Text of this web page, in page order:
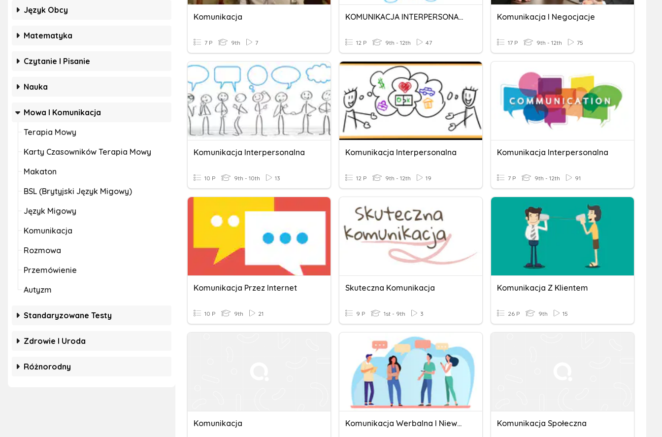
Język Obcy
Matematyka
Czytanie I Pisanie
Nauka
Mowa I Komunikacja
Terapia Mowy
Karty Czasowników Terapia Mowy
Makaton
BSL (brytyjski Język Migowy)
Język Migowy
Komunikacja
Rozmowa
Przemówienie
Autyzm
Standaryzowane Testy
Zdrowie I Uroda
Różnorodny
Komunikacja
7 P 9th 7
KOMUNIKACJA INTERPERSONALNA​
12 P 9th - 12th 47
Komunikacja I Negocjacje
17 P 9th - 12th 75
Komunikacja Interpersonalna
10 P 9th - 10th 13
Komunikacja Interpersonalna
12 P 9th - 12th 19
Komunikacja Interpersonalna
7 P 9th - 12th 91
Komunikacja Przez Internet
10 P 9th 21
Skuteczna Komunikacja
9 P 1st - 9th 3
Komunikacja Z Klientem
26 P 9th 15
Komunikacja Komunikacja Werbalna I Niewerbalna Komunikacja Społeczna